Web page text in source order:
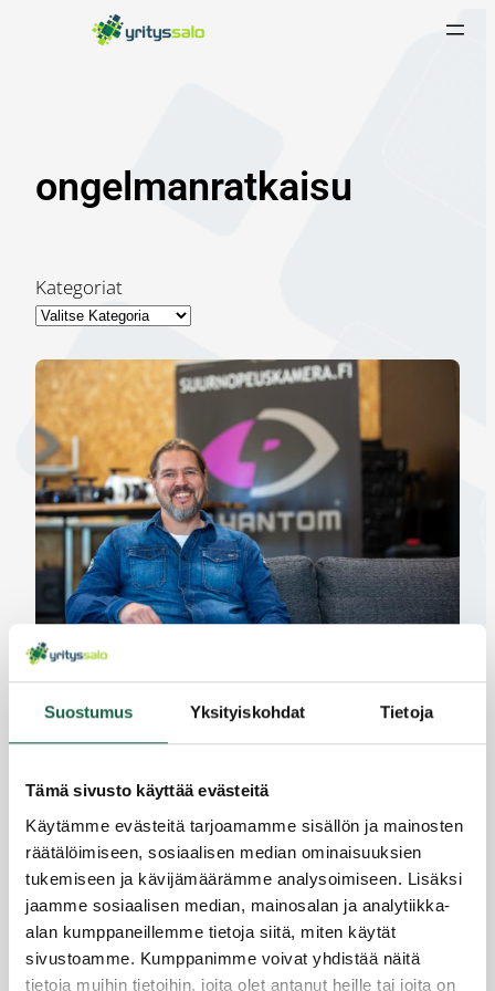
Suostumus Yksityiskohdat Tietoja
Tämä sivusto käyttää evästeitä
Käytämme evästeitä tarjoamamme sisällön ja mainosten
räätälöimiseen, sosiaalisen median ominaisuuksien
tukemiseen ja kävijämäärämme analysoimiseen. Lisäksi
jaamme sosiaalisen median, mainosalan ja analytiikka-
alan kumppaneillemme tietoja siitä, miten käytät
sivustoamme. Kumppanimme voivat yhdistää näitä
tietoja muihin tietoihin, joita olet antanut heille tai joita on
ongelmanratkaisu
Kategoriat
Ongelmanratkaisua hidastetuilla kuvilla
4.10.2021